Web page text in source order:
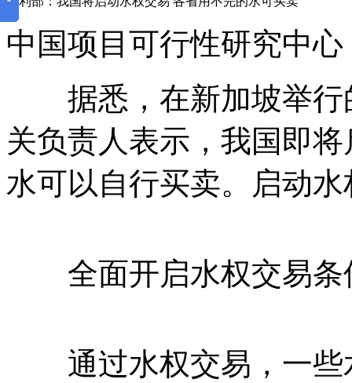
中国项目可行性研究
据悉，在新加坡举行
关负责人表示，我国即
水可以自行买卖。启动
全面开启水权交易条
通过水权交易，一些